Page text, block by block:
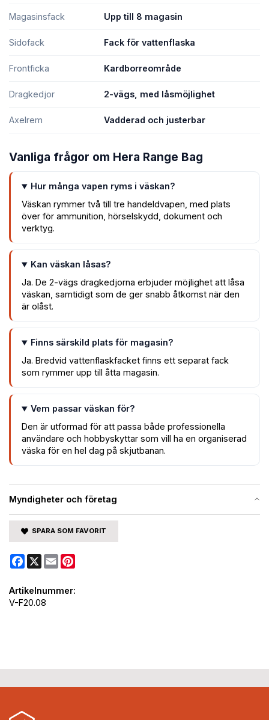
Myndigheter och företag
Magasinsfack Upp till 8 magasin
Sidofack Fack för vattenflaska
Frontficka Kardborreområde
Dragkedjor 2-vägs, med låsmöjlighet
Axelrem Vadderad och justerbar
Vanliga frågor om Hera Range Bag
Hur många vapen ryms i väskan?
Väskan rymmer två till tre handeldvapen, med plats
över för ammunition, hörselskydd, dokument och
verktyg.
Kan väskan låsas?
Ja. De 2-vägs dragkedjorna erbjuder möjlighet att låsa
väskan, samtidigt som de ger snabb åtkomst när den
är olåst.
Finns särskild plats för magasin?
Ja. Bredvid vattenflaskfacket finns ett separat fack
som rymmer upp till åtta magasin.
Vem passar väskan för?
Den är utformad för att passa både professionella
användare och hobbyskyttar som vill ha en organiserad
väska för en hel dag på skjutbanan.
SPARA SOM FAVORIT
Facebook
X Email
Artikelnummer:
V-F20.08